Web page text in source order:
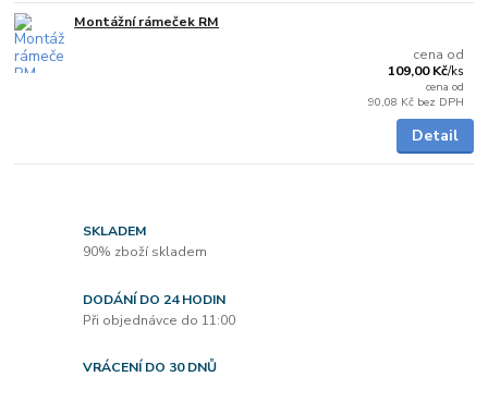
Montážní rámeček RM
cena od
109,00 Kč/ks
cena od
90,08 Kč bez DPH
Detail
SKLADEM
90% zboží skladem
DODÁNÍ DO 24 HODIN
Při objednávce do 11:00
VRÁCENÍ DO 30 DNŮ